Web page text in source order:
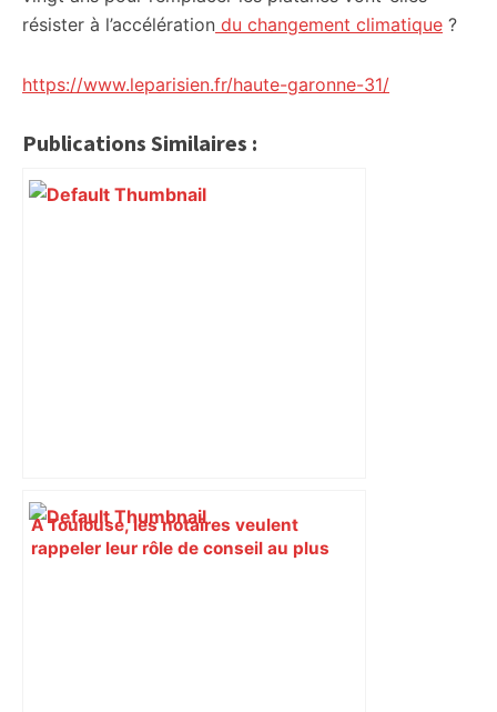
résister à l’accélération du changement climatique ?
https://www.leparisien.fr/haute-garonne-31/
Publications Similaires :
À Toulouse, les notaires veulent
rappeler leur rôle de conseil au plus